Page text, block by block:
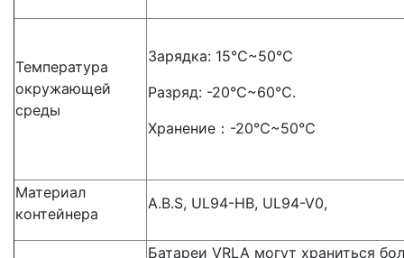
Температура
окружающей
среды
Зарядка: 15℃~50℃
Разряд: -20℃~60℃.
Хранение：-20℃~50℃
Материал
контейнера
A.B.S, UL94-HB, UL94-V0,
Батареи VRLA могут храниться